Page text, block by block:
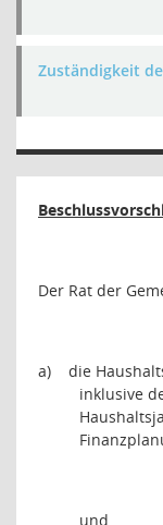
Zuständigkeit
Der Rat der
a)
die
inklusive
und